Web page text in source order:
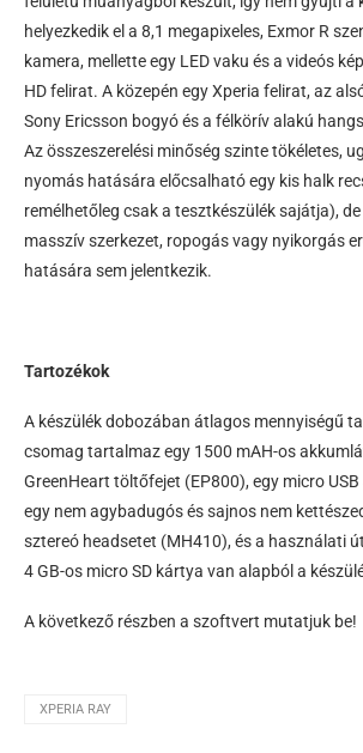
helyezkedik el a 8,1 megapixeles, Exmor R
kamera, mellette egy LED vaku és a videós
HD felirat. A közepén egy Xperia felirat, az
Sony Ericsson bogyó és a félkörív alakú
Az összeszerelési minőség szinte tökéletes,
nyomás hatására előcsalható egy kis halk
remélhetőleg csak a tesztkészülék sajátja),
masszív szerkezet, ropogás vagy nyikorgás
hatására sem jelentkezik.
Tartozékok
A készülék dobozában átlagos mennyiségű
csomag tartalmaz egy 1500 mAH-os
GreenHeart töltőfejet (EP800), egy micro
egy nem agybadugós és sajnos nem
sztereó headsetet (MH410), és a használati
4 GB-os micro SD kártya van alapból a
A következő részben a szoftvert mutatjuk be!
XPERIA RAY